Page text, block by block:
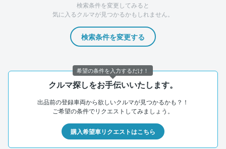
検索条件を変更してみると
気に入るクルマが見つかるかもしれません。
検索条件を変更する
クルマ探しをお手伝いいたします。
出品前の登録車両から欲しいクルマが見つかるかも？！
ご希望の条件でリクエストしてみましょう。
購入希望車リクエストはこちら
希望の条件を入力するだけ！